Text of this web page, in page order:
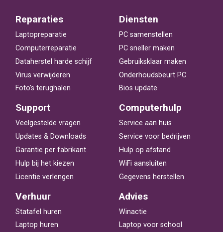
Reparaties
Laptopreparatie
Computerreparatie
Dataherstel harde schijf
Virus verwijderen
Foto's terughalen
Diensten
PC samenstellen
PC sneller maken
Gebruiksklaar maken
Onderhoudsbeurt PC
Bios update
Support
Veelgestelde vragen
Updates & Downloads
Garantie per fabrikant
Hulp bij het kiezen
Licentie verlengen
Computerhulp
Service aan huis
Service voor bedrijven
Hulp op afstand
WiFi aansluiten
Gegevens herstellen
Verhuur
Statafel huren
Laptop huren
Advies
Winactie
Laptop voor school